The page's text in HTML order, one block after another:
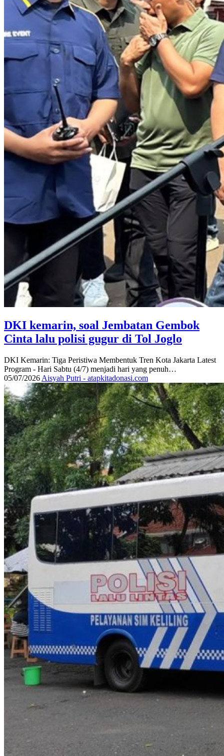
DKI kemarin, soal Jembatan Gembok
Cinta lalu polisi gugur di Tol Joglo
DKI Kemarin: Tiga Peristiwa Membentuk Tren Kota Jakarta Latest
Program - Hari Sabtu (4/7) menjadi hari yang penuh…
05/07/2026 Aisyah Putri - atapkitadonasi.com